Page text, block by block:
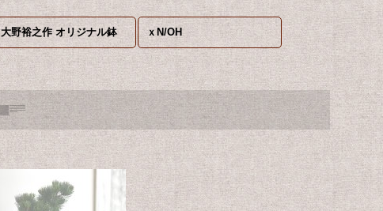
大野裕之作 オリジナル鉢 ｘN/OH